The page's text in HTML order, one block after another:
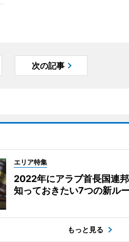
次の記事
エリア特集
2022年にアラブ首長国連
知っておきたい7つの新ル
もっと見る